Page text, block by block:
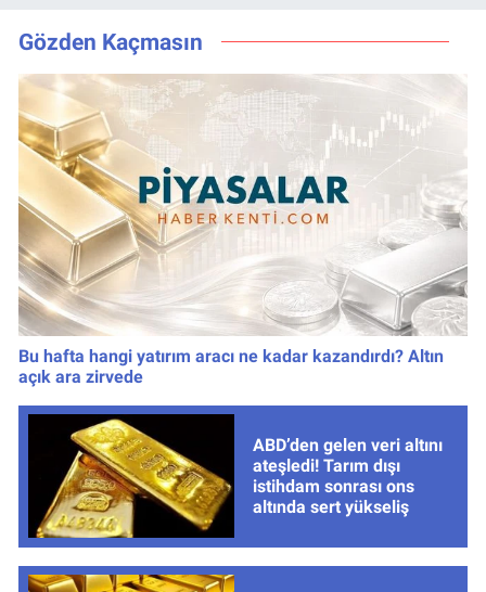
numaralar
Gözden Kaçmasın
Bu hafta hangi yatırım aracı ne kadar kazandırdı? Altın
açık ara zirvede
ABD’den gelen veri altını
ateşledi! Tarım dışı
istihdam sonrası ons
altında sert yükseliş